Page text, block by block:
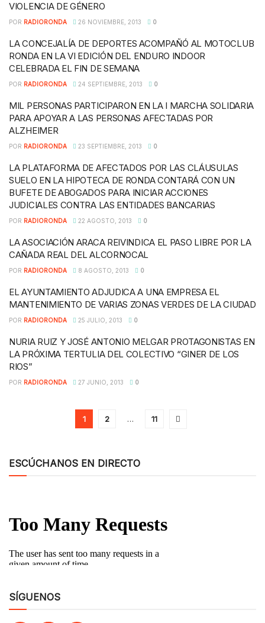
VIOLENCIA DE GÉNERO
POR RADIORONDA 26 NOVIEMBRE, 2013 0
LA CONCEJALÍA DE DEPORTES ACOMPAÑÓ AL MOTOCLUB
RONDA EN LA VI EDICIÓN DEL ENDURO INDOOR
CELEBRADA EL FIN DE SEMANA
POR RADIORONDA 24 SEPTIEMBRE, 2013 0
MIL PERSONAS PARTICIPARON EN LA I MARCHA SOLIDARIA
PARA APOYAR A LAS PERSONAS AFECTADAS POR
ALZHEIMER
POR RADIORONDA 23 SEPTIEMBRE, 2013 0
LA PLATAFORMA DE AFECTADOS POR LAS CLÁUSULAS
SUELO EN LA HIPOTECA DE RONDA CONTARÁ CON UN
BUFETE DE ABOGADOS PARA INICIAR ACCIONES
JUDICIALES CONTRA LAS ENTIDADES BANCARIAS
POR RADIORONDA 22 AGOSTO, 2013 0
LA ASOCIACIÓN ARACA REIVINDICA EL PASO LIBRE POR LA
CAÑADA REAL DEL ALCORNOCAL
POR RADIORONDA 8 AGOSTO, 2013 0
EL AYUNTAMIENTO ADJUDICA A UNA EMPRESA EL
MANTENIMIENTO DE VARIAS ZONAS VERDES DE LA CIUDAD
POR RADIORONDA 25 JULIO, 2013 0
NURIA RUIZ Y JOSÉ ANTONIO MELGAR PROTAGONISTAS EN
LA PRÓXIMA TERTULIA DEL COLECTIVO “GINER DE LOS
RIOS”
POR RADIORONDA 27 JUNIO, 2013 0
1 2 … 11
ESCÚCHANOS EN DIRECTO
SÍGUENOS